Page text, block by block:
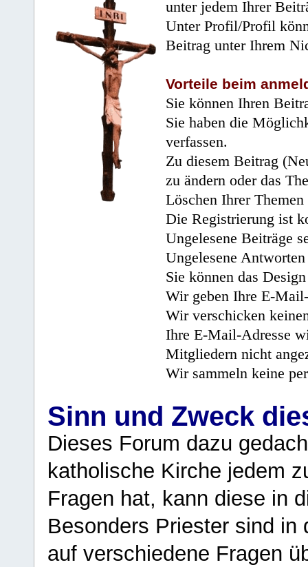
unter jedem Ihrer
Unter Profil/Profil
Beitrag unter Ihrem
Vorteile beim
Sie können Ihren
Sie haben die
verfassen.
Zu diesem Beitrag
zu ändern oder das
Löschen Ihrer
Die Registrierung ist
Ungelesene Beiträge
Ungelesene
Sie können das
Wir geben Ihre E-
Wir verschicken
Ihre E-Mail-Adresse
Mitgliedern nicht
Wir sammeln keine
Sinn und Zweck
Dieses Forum dazu
katholische Kirche jedem
Fragen hat, kann diese in
Besonders Priester sind in
auf verschiedene Fragen